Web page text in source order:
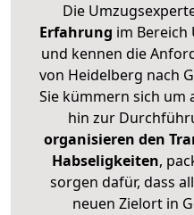
Die
Erfahrung im Bereich
und kennen die
von Heidelberg nach
Sie kümmern sich um
hin zur
organisieren den
Habseligkeiten,
sorgen dafür, dass
neuen Zielort in